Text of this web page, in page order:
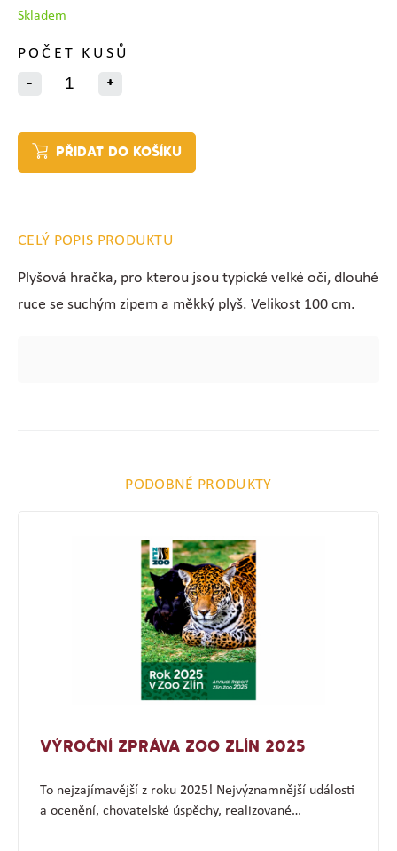
Skladem
POČET KUSŮ
-
+
PŘIDAT DO KOŠÍKU
CELÝ POPIS PRODUKTU
Plyšová hračka, pro kterou jsou typické velké oči, dlouhé
ruce se suchým zipem a měkký plyš. Velikost 100 cm.
PODOBNÉ PRODUKTY
VÝROČNÍ ZPRÁVA ZOO ZLÍN 2025
To nejzajímavější z roku 2025! Nejvýznamnější události
a ocenění, chovatelské úspěchy, realizované…